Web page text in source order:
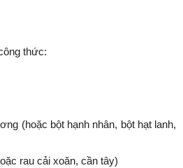
thức:
(hoặc bột hạnh nhân, bột hạt lanh,
rau cải xoăn, cần tây)